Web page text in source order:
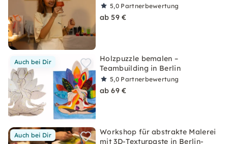
5,0 Partnerbewertung
ab 59 €
Auch bei Dir
Holzpuzzle bemalen –
Teambuilding in Berlin
5,0 Partnerbewertung
ab 69 €
Auch bei Dir
Workshop für abstrakte Malerei
mit 3D-Texturpaste in Berlin-